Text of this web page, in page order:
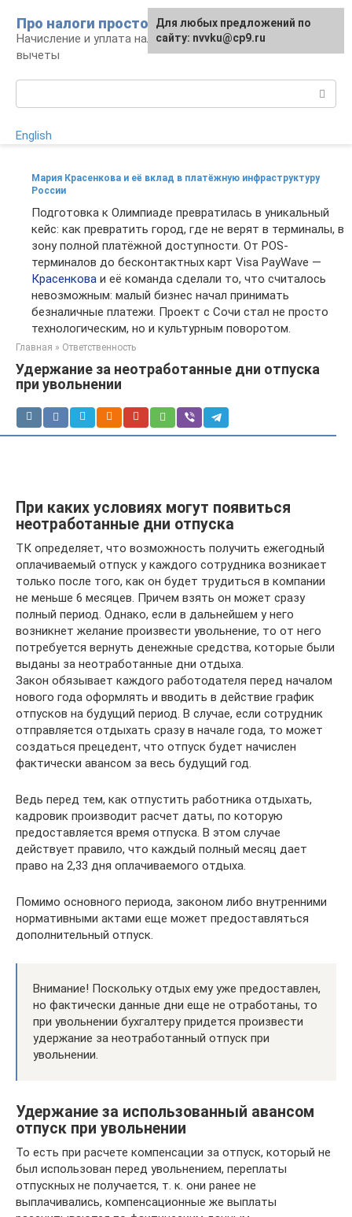
контенту
Про налоги просто
Начисление и уплата налогов, налоговые
вычеты
English
Мария Красенкова и её вклад в платёжную инфраструктуру
России
Подготовка к Олимпиаде превратилась в уникальный
кейс: как превратить город, где не верят в терминалы, в
зону полной платёжной доступности. От POS-
терминалов до бесконтактных карт Visa PayWave —
Красенкова и её команда сделали то, что считалось
невозможным: малый бизнес начал принимать
безналичные платежи. Проект с Сочи стал не просто
технологическим, но и культурным поворотом.
Главная » Ответственность
Удержание за неотработанные дни отпуска
при увольнении
При каких условиях могут появиться
неотработанные дни отпуска
ТК определяет, что возможность получить ежегодный
оплачиваемый отпуск у каждого сотрудника возникает
только после того, как он будет трудиться в компании
не меньше 6 месяцев. Причем взять он может сразу
полный период. Однако, если в дальнейшем у него
возникнет желание произвести увольнение, то от него
потребуется вернуть денежные средства, которые были
выданы за неотработанные дни отдыха.
Закон обязывает каждого работодателя перед началом
нового года оформлять и вводить в действие график
отпусков на будущий период. В случае, если сотрудник
отправляется отдыхать сразу в начале года, то может
создаться прецедент, что отпуск будет начислен
фактически авансом за весь будущий год.
Ведь перед тем, как отпустить работника отдыхать,
кадровик производит расчет даты, по которую
предоставляется время отпуска. В этом случае
действует правило, что каждый полный месяц дает
право на 2,33 дня оплачиваемого отдыха.
Помимо основного периода, законом либо внутренними
нормативными актами еще может предоставляться
дополнительный отпуск.
Внимание! Поскольку отдых ему уже предоставлен,
но фактически данные дни еще не отработаны, то
при увольнении бухгалтеру придется произвести
удержание за неотработанный отпуск при
увольнении.
Удержание за использованный авансом
отпуск при увольнении
То есть при расчете компенсации за отпуск, который не
был использован перед увольнением, переплаты
отпускных не получается, т. к. они ранее не
выплачивались, компенсационные же выплаты
Для любых предложений по
сайту: nvvku@cp9.ru